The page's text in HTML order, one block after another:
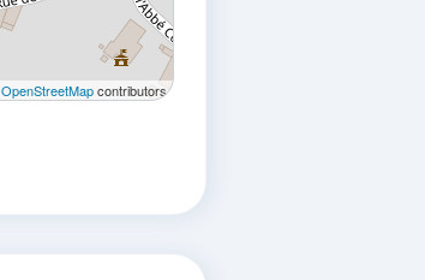
OpenStreetMapcontributors